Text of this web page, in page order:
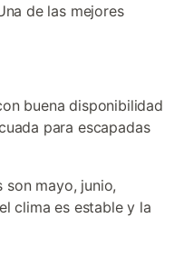
de las mejores
buena disponibilidad
para escapadas
son mayo, junio,
clima es estable y la